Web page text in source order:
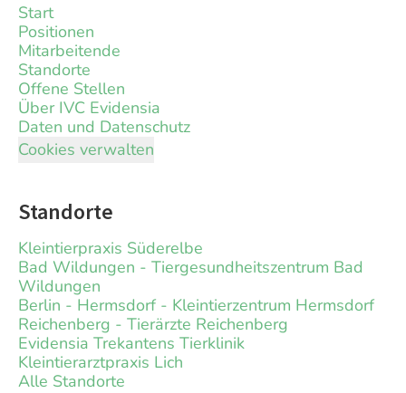
Start
Positionen
Mitarbeitende
Standorte
Offene Stellen
Über IVC Evidensia
Daten und Datenschutz
Cookies verwalten
Standorte
Kleintierpraxis Süderelbe
Bad Wildungen - Tiergesundheitszentrum Bad
Wildungen
Berlin - Hermsdorf - Kleintierzentrum Hermsdorf
Reichenberg - Tierärzte Reichenberg
Evidensia Trekantens Tierklinik
Kleintierarztpraxis Lich
Alle Standorte